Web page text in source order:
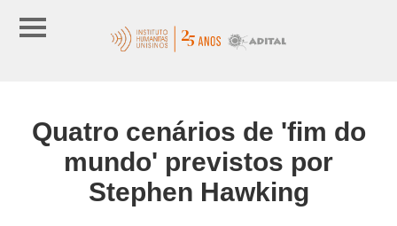
Quatro cenários de 'fim do
mundo' previstos por
Stephen Hawking